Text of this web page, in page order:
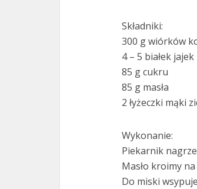
Składniki:
300 g wiórków
4 – 5 białek jajek
85 g cukru
85 g masła
2 łyżeczki mąki
Wykonanie:
Piekarnik
Masło kroimy
Do miski